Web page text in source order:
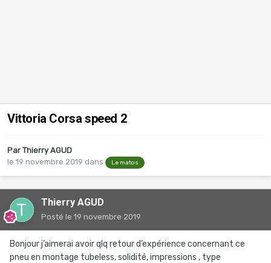
Vittoria Corsa speed 2
Par Thierry AGUD
le 19 novembre 2019 dans Le matos
Thierry AGUD
Posté le 19 novembre 2019
Bonjour j’aimerai avoir qlq retour d’expérience concernant ce
pneu en montage tubeless, solidité, impressions , type